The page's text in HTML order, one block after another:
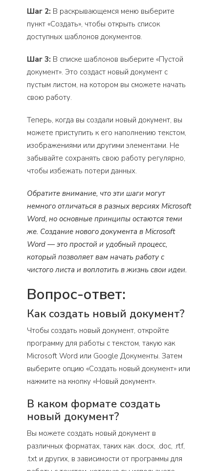
Шаг 2: В раскрывающемся меню выберите
пункт «Создать», чтобы открыть список
доступных шаблонов документов.
Шаг 3: В списке шаблонов выберите «Пустой
документ». Это создаст новый документ с
пустым листом, на котором вы сможете начать
свою работу.
Теперь, когда вы создали новый документ, вы
можете приступить к его наполнению текстом,
изображениями или другими элементами. Не
забывайте сохранять свою работу регулярно,
чтобы избежать потери данных.
Обратите внимание, что эти шаги могут
немного отличаться в разных версиях Microsoft
Word, но основные принципы остаются теми
же. Создание нового документа в Microsoft
Word — это простой и удобный процесс,
который позволяет вам начать работу с
чистого листа и воплотить в жизнь свои идеи.
Вопрос-ответ:
Как создать новый документ?
Чтобы создать новый документ, откройте
программу для работы с текстом, такую как
Microsoft Word или Google Документы. Затем
выберите опцию «Создать новый документ» или
нажмите на кнопку «Новый документ».
В каком формате создать
новый документ?
Вы можете создать новый документ в
различных форматах, таких как .docx, .doc, .rtf,
.txt и других, в зависимости от программы для